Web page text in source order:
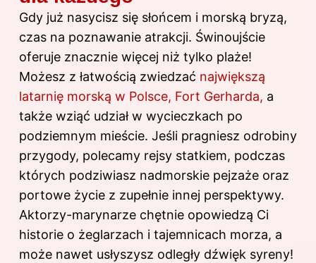
Gdy już nasycisz się słońcem i morską bryzą,
czas na poznawanie atrakcji. Świnoujście
oferuje znacznie więcej niż tylko plaże!
Możesz z łatwością zwiedzać największą
latarnię morską w Polsce, Fort Gerharda, a
także wziąć udział w wycieczkach po
podziemnym mieście. Jeśli pragniesz odrobiny
przygody, polecamy rejsy statkiem, podczas
których podziwiasz nadmorskie pejzaże oraz
portowe życie z zupełnie innej perspektywy.
Aktorzy-marynarze chętnie opowiedzą Ci
historie o żeglarzach i tajemnicach morza, a
może nawet usłyszysz odległy dźwięk syreny!